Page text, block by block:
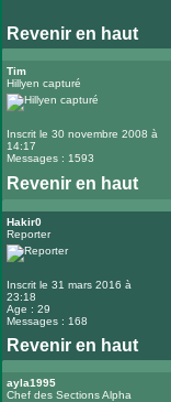
Revenir en haut
Tim
Hillyen capturé
Inscrit le 30 novembre 2008 à
14:17
Messages : 1593
Revenir en haut
Hakir0
Reporter
Inscrit le 31 mars 2016 à
23:18
Age : 29
Messages : 168
Revenir en haut
ayla1995
Chef des Sections Alpha